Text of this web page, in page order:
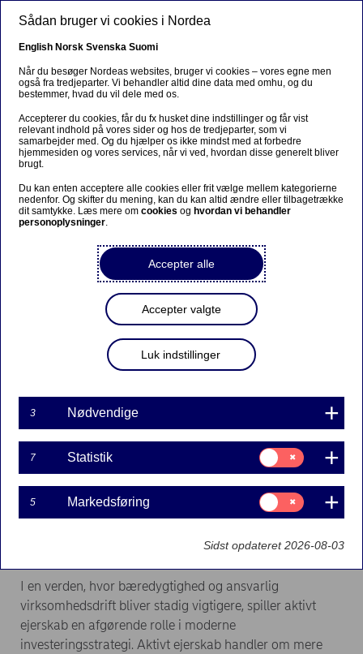
Aktivt ejerskabs rolle i
moderne
porteføljeforvaltning
positive forandringer gennem engageret ejerskab
I en verden, hvor bæredygtighed og ansvarlig
virksomhedsdrift bliver stadig vigtigere, spiller aktivt
ejerskab en afgørende rolle i moderne
investeringsstrategi. Aktivt ejerskab handler om mere
Sådan bruger vi cookies i Nordea
English Norsk Svenska Suomi
Når du besøger Nordeas websites, bruger vi cookies – vores egne men
også fra tredjeparter. Vi behandler altid dine data med omhu, og du
bestemmer, hvad du vil dele med os.
Accepterer du cookies, får du fx husket dine indstillinger og får vist
relevant indhold på vores sider og hos de tredjeparter, som vi
samarbejder med. Og du hjælper os ikke mindst med at forbedre
hjemmesiden og vores services, når vi ved, hvordan disse generelt bliver
brugt.
Du kan enten acceptere alle cookies eller frit vælge mellem kategorierne
nedenfor. Og skifter du mening, kan du kan altid ændre eller tilbagetrække
dit samtykke. Læs mere omcookies og hvordan vi behandler
personoplysninger.
Accepter alle
Accepter valgte
Luk indstillinger
3 Nødvendige
7 Statistik
Samtykke
til:
Statistik
5 Markedsføring
Samtykke
til:
Markedsføring
Sidst opdateret 2026-08-03